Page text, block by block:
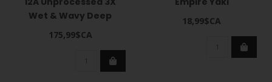
Wet & Wavy Deep
175,99$CA
18,99$CA